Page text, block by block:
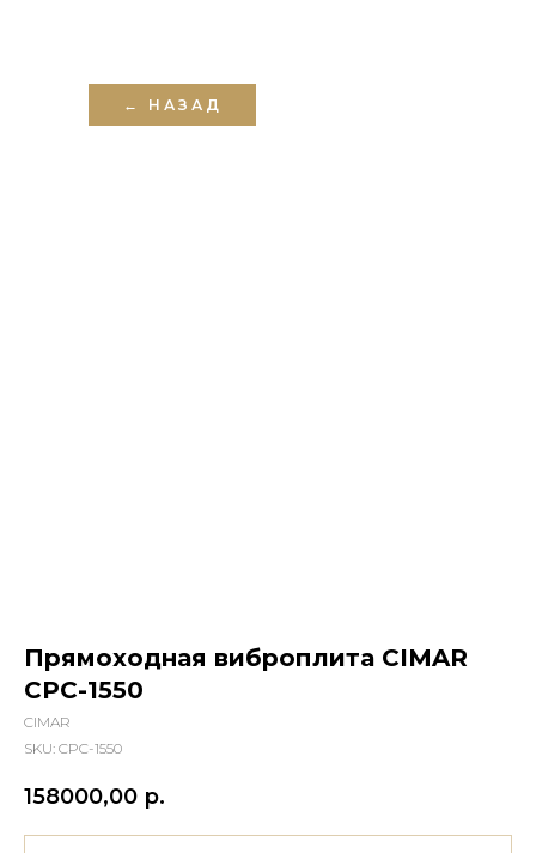
← НАЗАД
Прямоходная виброплита CIMAR
CPC-1550
CIMAR
SKU: CPC-1550
158000,00 р.